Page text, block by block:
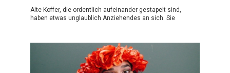
Alte Koffer, die ordentlich aufeinander gestapelt sind,
haben etwas unglaublich Anziehendes an sich. Sie